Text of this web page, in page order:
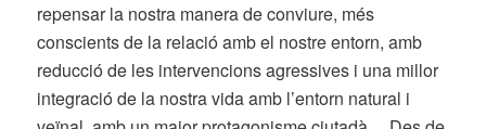
repensar la nostra manera de conviure, més
conscients de la relació amb el nostre entorn, amb
reducció de les intervencions agressives i una millor
integració de la nostra vida amb l’entorn natural i